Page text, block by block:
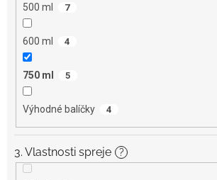
500 ml 7
600 ml 4
750 ml 5
Výhodné balíčky 4
3. Vlastnosti spreje ?